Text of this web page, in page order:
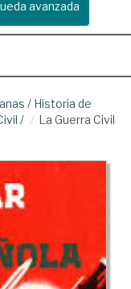
avanzada
/ Historia de
/
La Guerra Civil